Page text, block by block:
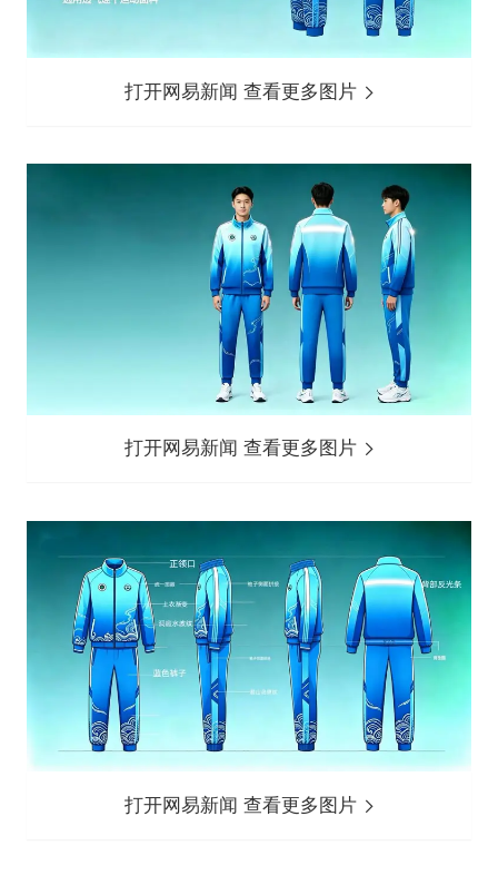
打开网易新闻 查看更多图片
打开网易新闻 查看更多图片
打开网易新闻 查看更多图片